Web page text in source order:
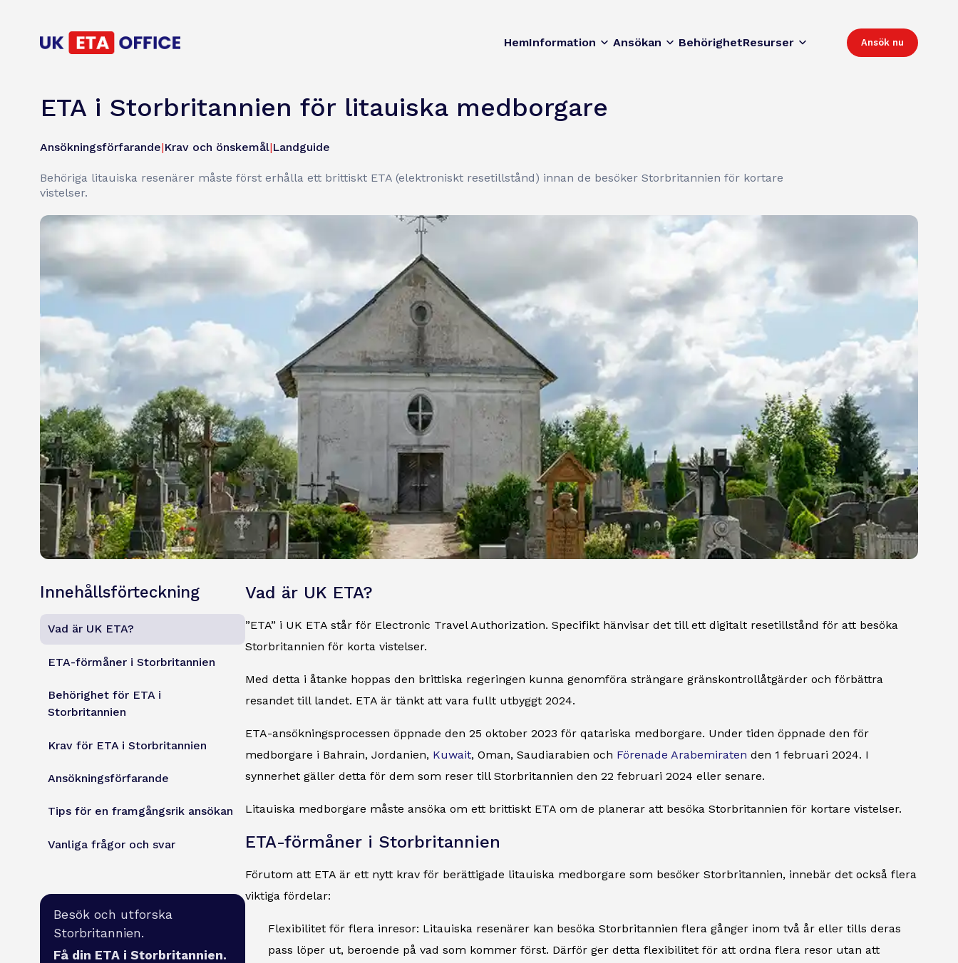
HemInformation Ansökan BehörighetResurser Ansök nu
ETA i Storbritannien för litauiska medborgare
Ansökningsförfarande|Krav och önskemål|Landguide
Behöriga litauiska resenärer måste först erhålla ett brittiskt ETA (elektroniskt resetillstånd) innan de besöker Storbritannien för kortare
vistelser.
Innehållsförteckning
Vad är UK ETA?
ETA-förmåner i Storbritannien
Behörighet för ETA i
Storbritannien
Krav för ETA i Storbritannien
Ansökningsförfarande
Tips för en framgångsrik ansökan
Vanliga frågor och svar
Besök och utforska
Storbritannien.
Få din ETA i Storbritannien.
Vad är UK ETA?
”ETA” i UK ETA står för Electronic Travel Authorization. Specifikt hänvisar det till ett digitalt resetillstånd för att besöka
Storbritannien för korta vistelser.
Med detta i åtanke hoppas den brittiska regeringen kunna genomföra strängare gränskontrollåtgärder och förbättra
resandet till landet. ETA är tänkt att vara fullt utbyggt 2024.
ETA-ansökningsprocessen öppnade den 25 oktober 2023 för qatariska medborgare. Under tiden öppnade den för
medborgare i Bahrain, Jordanien, Kuwait, Oman, Saudiarabien och Förenade Arabemiraten den 1 februari 2024. I
synnerhet gäller detta för dem som reser till Storbritannien den 22 februari 2024 eller senare.
Litauiska medborgare måste ansöka om ett brittiskt ETA om de planerar att besöka Storbritannien för kortare vistelser.
ETA-förmåner i Storbritannien
Förutom att ETA är ett nytt krav för berättigade litauiska medborgare som besöker Storbritannien, innebär det också flera
viktiga fördelar:
Flexibilitet för flera inresor: Litauiska resenärer kan besöka Storbritannien flera gånger inom två år eller tills deras
pass löper ut, beroende på vad som kommer först. Därför ger detta flexibilitet för att ordna flera resor utan att